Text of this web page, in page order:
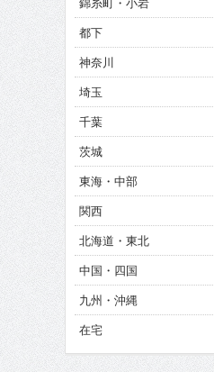
都下
神奈川
埼玉
千葉
茨城
東海・中部
関西
北海道・東北
中国・四国
九州・沖縄
在宅